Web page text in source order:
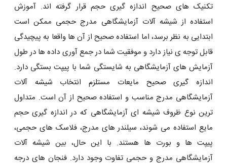
تکنیک‌ های صحیح اندازه‌ گیری حجم قرار گرفته ‌اند. آموزش
استفاده از شیشه آلات آزمایشگاهی مدرج حجمی ممکن است
ابتدایی به نظر برسد، اما استفاده صحیح از آن ها واقعا به پیچیدگی
قابل توجه ی نیاز دارد و موفقیت شما در جمع ‌آوری داده‌ ها در طول
آزمایش ‌های آزمایشگاهی به شایستگی شما با پیپت بستگی دارد.
اندازه گیری صحیح مایعات مستلزم انتخاب شیشه آلات
آزمایشگاهی مدرج مناسب و استفاده صحیح از آن است. متداول
‌ترین نوع ظروف شیشه ‌ای آزمایشگاهی که در اندازه‌ گیری حجم
مایع استفاده می ‌شوند، سیلندر های مدرج، فلاسک‌ های حجمی،
پیپت ‌ها و بورت ‌ها هستند. با این حال، بین شیشه آلات
آزمایشگاهی مدرج و حجمی تفاوت وجود دارد. فنجان های درجه